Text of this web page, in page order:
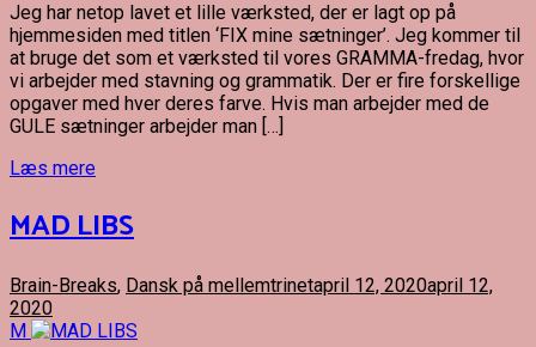
Jeg har netop lavet et lille værksted, der er lagt op på
hjemmesiden med titlen ‘FIX mine sætninger’. Jeg kommer til
at bruge det som et værksted til vores GRAMMA-fredag, hvor
vi arbejder med stavning og grammatik. Der er fire forskellige
opgaver med hver deres farve. Hvis man arbejder med de
GULE sætninger arbejder man […]
Læs mere
MAD LIBS
Brain-Breaks, Dansk på mellemtrinetapril 12, 2020april 12,
2020
M